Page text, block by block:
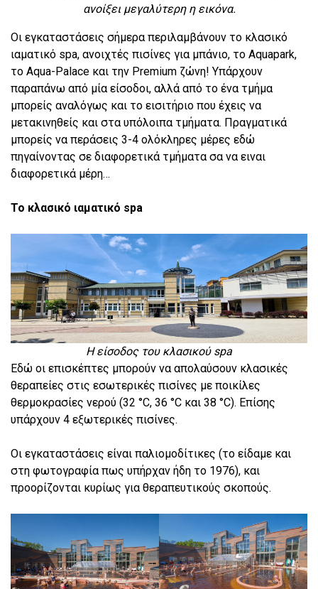
ανοίξει μεγαλύτερη η εικόνα.
Οι εγκαταστάσεις σήμερα περιλαμβάνουν το κλασικό
ιαματικό spa, ανοιχτές πισίνες για μπάνιο, το Aquapark,
το Aqua-Palace και την Premium ζώνη! Υπάρχουν
παραπάνω από μία είσοδοι, αλλά από το ένα τμήμα
μπορείς αναλόγως και το εισιτήριο που έχεις να
μετακινηθείς και στα υπόλοιπα τμήματα. Πραγματικά
μπορείς να περάσεις 3-4 ολόκληρες μέρες εδώ
πηγαίνοντας σε διαφορετικά τμήματα σα να ειναι
διαφορετικά μέρη…
Το κλασικό ιαματικό spa
Η είσοδος του κλασικού spa
Εδώ οι επισκέπτες μπορούν να απολαύσουν κλασικές
θεραπείες στις εσωτερικές πισίνες με ποικίλες
θερμοκρασίες νερού (32 °C, 36 °C και 38 °C). Επίσης
υπάρχουν 4 εξωτερικές πισίνες.
Οι εγκαταστάσεις είναι παλιομοδίτικες (το είδαμε και
στη φωτογραφία πως υπήρχαν ήδη το 1976), και
προορίζονται κυρίως για θεραπευτικούς σκοπούς.